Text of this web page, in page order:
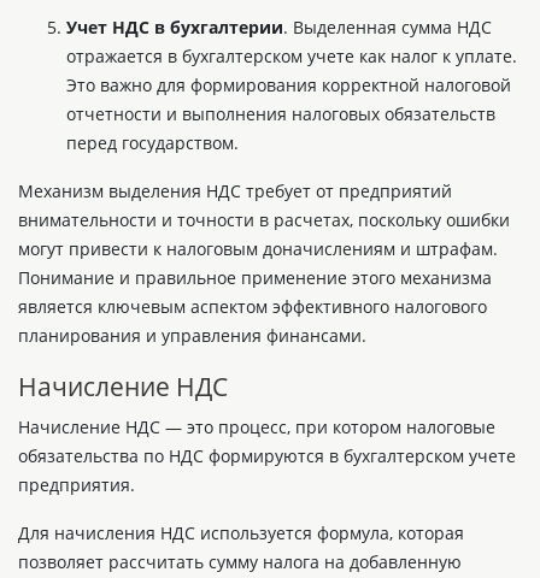
Учет НДС в бухгалтерии. Выделенная сумма НДС
отражается в бухгалтерском учете как налог к уплате.
Это важно для формирования корректной налоговой
отчетности и выполнения налоговых обязательств
перед государством.
Механизм выделения НДС требует от предприятий
внимательности и точности в расчетах, поскольку ошибки
могут привести к налоговым доначислениям и штрафам.
Понимание и правильное применение этого механизма
является ключевым аспектом эффективного налогового
планирования и управления финансами.
Начисление НДС
Начисление НДС — это процесс, при котором налоговые
обязательства по НДС формируются в бухгалтерском учете
предприятия.
Для начисления НДС используется формула, которая
позволяет рассчитать сумму налога на добавленную